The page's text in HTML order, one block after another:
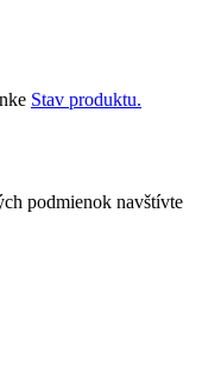
Stav produktu.
podmienok navštívte